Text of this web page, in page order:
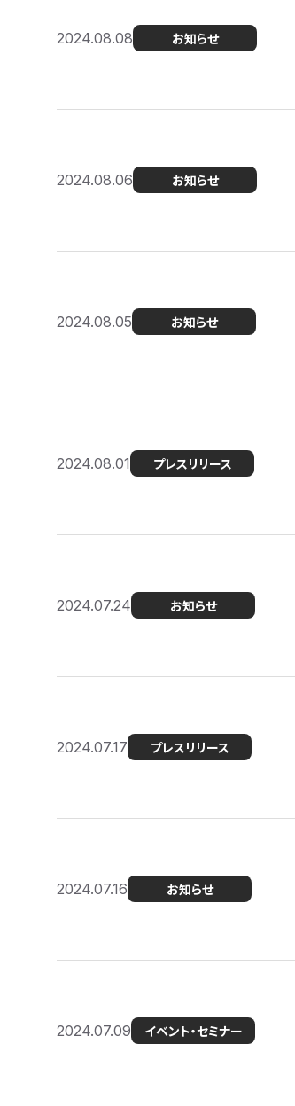
2024.08.08 お知らせ
2024.08.06 お知らせ
2024.08.05 お知らせ
2024.08.01 プレスリリース
2024.07.24 お知らせ
2024.07.17 プレスリリース
2024.07.16 お知らせ
2024.07.09 イベント・セミナー